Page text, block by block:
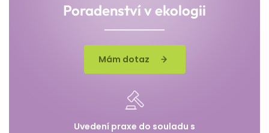
Poradenství v ekologii
Mám dotaz
Uvedení praxe do souladu s